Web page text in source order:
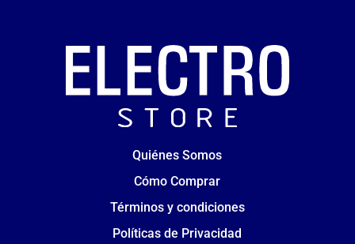
Quiénes Somos
Cómo Comprar
Términos y condiciones
Políticas de Privacidad